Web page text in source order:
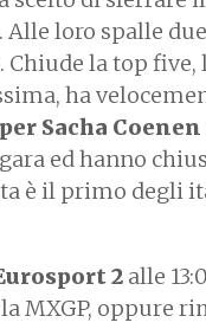
loro spalle
la top five,
ha
Sacha Coenen
ed hanno
è il primo degli
2 alle
MXGP, oppure